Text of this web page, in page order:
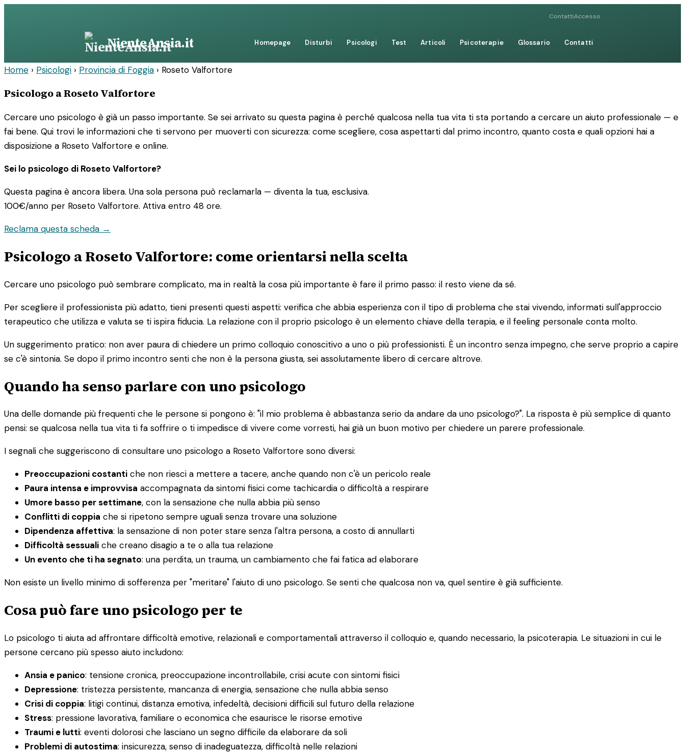
ContattiAccesso
NienteAnsia.it Homepage Disturbi Psicologi Test Articoli Psicoterapie Glossario Contatti
Home › Psicologi › Provincia di Foggia › Roseto Valfortore
Psicologo a Roseto Valfortore
Cercare uno psicologo è già un passo importante. Se sei arrivato su questa pagina è perché qualcosa nella tua vita ti sta portando a cercare un aiuto professionale — e
fai bene. Qui trovi le informazioni che ti servono per muoverti con sicurezza: come scegliere, cosa aspettarti dal primo incontro, quanto costa e quali opzioni hai a
disposizione a Roseto Valfortore e online.
Sei lo psicologo di Roseto Valfortore?
Questa pagina è ancora libera. Una sola persona può reclamarla — diventa la tua, esclusiva.
100€/anno per Roseto Valfortore. Attiva entro 48 ore.
Reclama questa scheda →
Psicologo a Roseto Valfortore: come orientarsi nella scelta
Cercare uno psicologo può sembrare complicato, ma in realtà la cosa più importante è fare il primo passo: il resto viene da sé.
Per scegliere il professionista più adatto, tieni presenti questi aspetti: verifica che abbia esperienza con il tipo di problema che stai vivendo, informati sull'approccio
terapeutico che utilizza e valuta se ti ispira fiducia. La relazione con il proprio psicologo è un elemento chiave della terapia, e il feeling personale conta molto.
Un suggerimento pratico: non aver paura di chiedere un primo colloquio conoscitivo a uno o più professionisti. È un incontro senza impegno, che serve proprio a capire
se c'è sintonia. Se dopo il primo incontro senti che non è la persona giusta, sei assolutamente libero di cercare altrove.
Quando ha senso parlare con uno psicologo
Una delle domande più frequenti che le persone si pongono è: "il mio problema è abbastanza serio da andare da uno psicologo?". La risposta è più semplice di quanto
pensi: se qualcosa nella tua vita ti fa soffrire o ti impedisce di vivere come vorresti, hai già un buon motivo per chiedere un parere professionale.
I segnali che suggeriscono di consultare uno psicologo a Roseto Valfortore sono diversi:
Preoccupazioni costanti che non riesci a mettere a tacere, anche quando non c'è un pericolo reale
Paura intensa e improvvisa accompagnata da sintomi fisici come tachicardia o difficoltà a respirare
Umore basso per settimane, con la sensazione che nulla abbia più senso
Conflitti di coppia che si ripetono sempre uguali senza trovare una soluzione
Dipendenza affettiva: la sensazione di non poter stare senza l'altra persona, a costo di annullarti
Difficoltà sessuali che creano disagio a te o alla tua relazione
Un evento che ti ha segnato: una perdita, un trauma, un cambiamento che fai fatica ad elaborare
Non esiste un livello minimo di sofferenza per "meritare" l'aiuto di uno psicologo. Se senti che qualcosa non va, quel sentire è già sufficiente.
Cosa può fare uno psicologo per te
Lo psicologo ti aiuta ad affrontare difficoltà emotive, relazionali e comportamentali attraverso il colloquio e, quando necessario, la psicoterapia. Le situazioni in cui le
persone cercano più spesso aiuto includono:
Ansia e panico: tensione cronica, preoccupazione incontrollabile, crisi acute con sintomi fisici
Depressione: tristezza persistente, mancanza di energia, sensazione che nulla abbia senso
Crisi di coppia: litigi continui, distanza emotiva, infedeltà, decisioni difficili sul futuro della relazione
Stress: pressione lavorativa, familiare o economica che esaurisce le risorse emotive
Traumi e lutti: eventi dolorosi che lasciano un segno difficile da elaborare da soli
Problemi di autostima: insicurezza, senso di inadeguatezza, difficoltà nelle relazioni